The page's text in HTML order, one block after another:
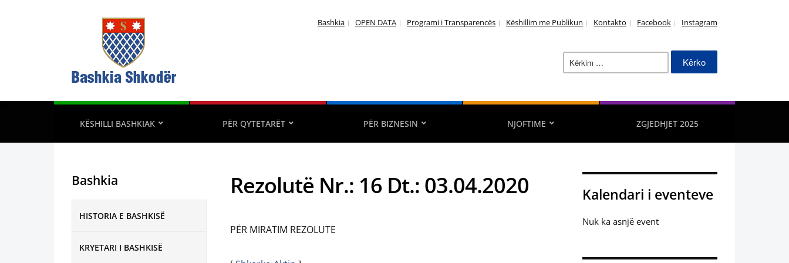
Bashkia OPEN DATA Programi i Transparencës Këshillim me Publikun Kontakto Facebook Instagram
Kërko
për:
KËSHILLI BASHKIAK PËR QYTETARËT PËR BIZNESIN NJOFTIME ZGJEDHJET 2025
Bashkia
HISTORIA E BASHKISË
KRYETARI I BASHKISË
Rezolutë Nr.: 16 Dt.: 03.04.2020
PËR MIRATIM REZOLUTE
Kalendari i eventeve
Nuk ka asnjë event